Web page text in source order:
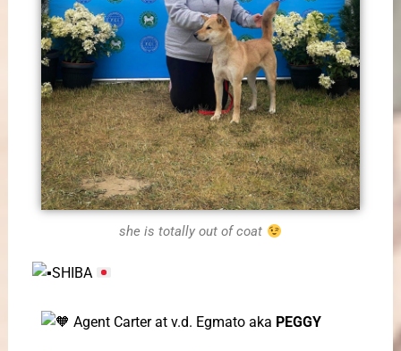
she is totally out of coat
SHIBA
Agent Carter at v.d. Egmato aka PEGGY